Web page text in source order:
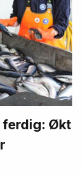
ferdig: Økt